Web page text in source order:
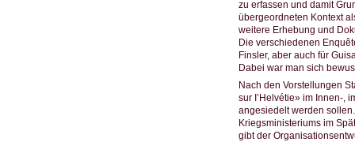
zu erfassen und damit
übergeordneten Kontext
weitere Erhebung und
Die verschiedenen
Finsler, aber auch für
Dabei war man sich
Nach den Vorstellungen
sur I’Helvétie» im Innen-,
angesiedelt werden
Kriegsministeriums im
gibt der